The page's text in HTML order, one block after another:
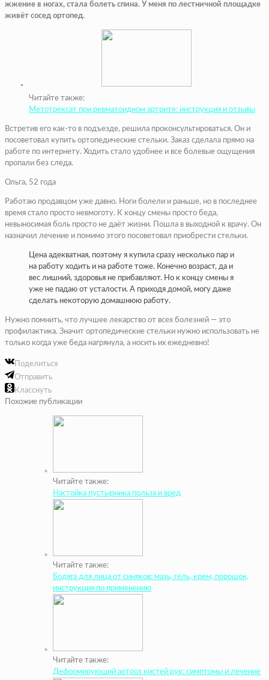
жжение в ногах, стала болеть спина. У меня по лестничной площадке
живёт сосед ортопед.
Читайте также:
Метотрексат при ревматоидном артрите: инструкция и отзывы
Встретив его как-то в подъезде, решила проконсультироваться. Он и
посоветовал купить ортопедические стельки. Заказ сделала прямо на
работе по интернету. Ходить стало удобнее и все болевые ощущения
пропали без следа.
Ольга, 52 года
Работаю продавцом уже давно. Ноги болели и раньше, но в последнее
время стало просто невмоготу. К концу смены просто беда,
невыносимая боль просто не даёт жизни. Пошла в выходной к врачу. Он
назначил лечение и помимо этого посоветовал приобрести стельки.
Цена адекватная, поэтому я купила сразу несколько пар и
на работу ходить и на работе тоже. Конечно возраст, да и
вес лишний, здоровья не прибавляют. Но к концу смены я
уже не падаю от усталости. А приходя домой, могу даже
сделать некоторую домашнюю работу.
Нужно помнить, что лучшее лекарство от всех болезней — это
профилактика. Значит ортопедические стельки нужно использовать не
только когда уже беда нагрянула, а носить их ежедневно!
Поделиться
Отправить
Класснуть
Похожие публикации
Читайте также:
Настойка пустырника польза и вред
Читайте также:
Бодяга для лица от синяков: мазь, гель, крем, порошок,
инструкция по применению
Читайте также:
Деформирующий артроз кистей рук: симптомы и лечение